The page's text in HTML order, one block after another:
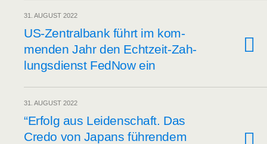
31. AUGUST 2022
US-Zen­tral­bank führt im kom­
men­den Jahr den Echt­zeit-Zah­
lungs­dienst Fed­Now ein
31. AUGUST 2022
“Erfolg aus Lei­den­schaft. Das
Cre­do von Japans füh­ren­dem